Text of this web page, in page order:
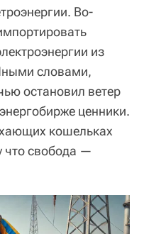
Во-
из
словами,
остановил ветер
ценники.
кошельках
что свобода —